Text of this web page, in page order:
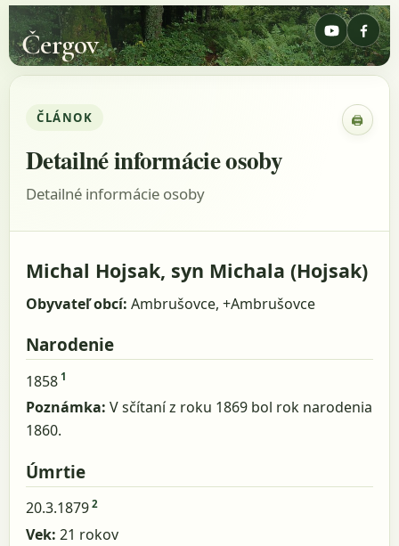
Čergov
ČLÁNOK 🖨
Detailné informácie osoby
Detailné informácie osoby
Michal Hojsak, syn Michala (Hojsak)
Obyvateľ obcí: Ambrušovce, +Ambrušovce
Narodenie
1858 1
Poznámka: V sčítaní z roku 1869 bol rok narodenia
1860.
Úmrtie
20.3.1879 2
Vek: 21 rokov